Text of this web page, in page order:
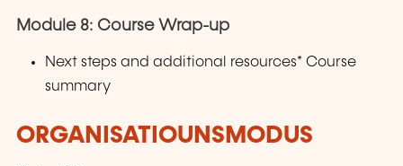
Module 8: Course Wrap-up
Next steps and additional resources* Course
summary
ORGANISATIOUNSMODUS